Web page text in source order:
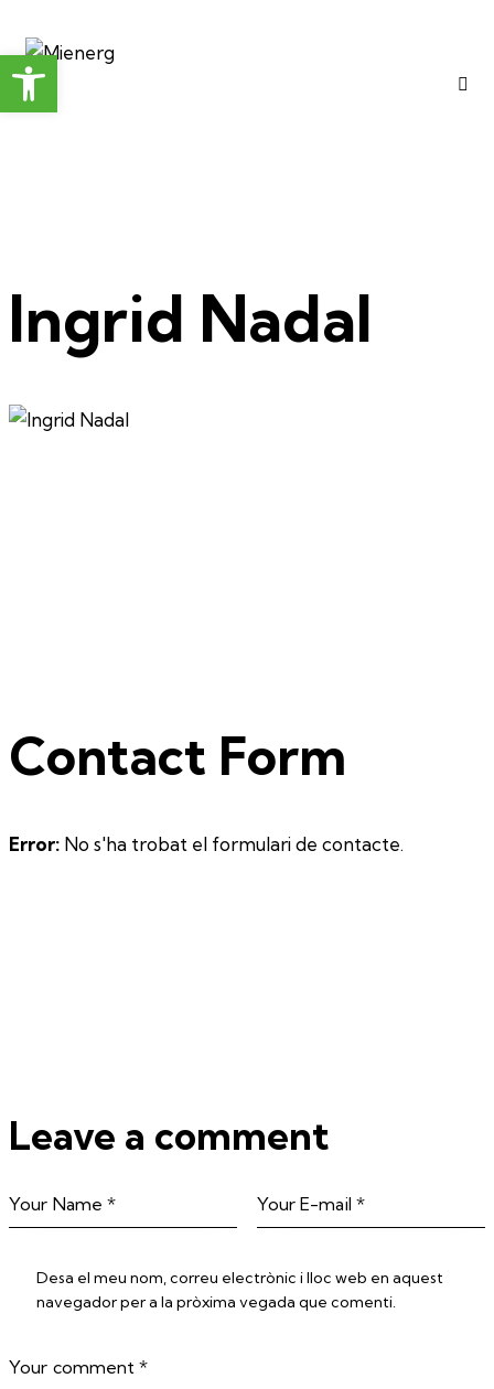
Ingrid Nadal
Contact Form
Error: No s'ha trobat el formulari de contacte.
Leave a comment
Desa el meu nom, correu electrònic i lloc web en aquest
navegador per a la pròxima vegada que comenti.
Obre la barra d'eines